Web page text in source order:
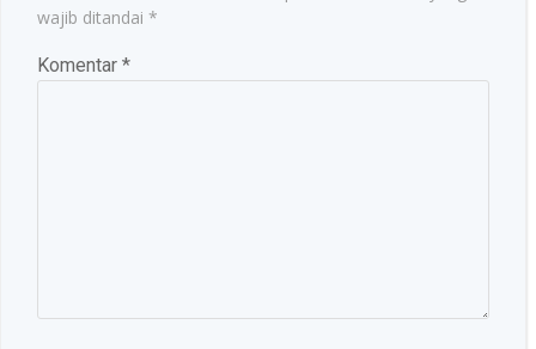
wajib ditandai *
Komentar *